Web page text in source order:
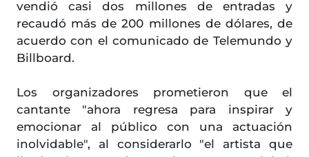
vendió casi dos millones de entradas y
recaudó más de 200 millones de dólares, de
acuerdo con el comunicado de Telemundo y
Billboard.
Los organizadores prometieron que el
cantante "ahora regresa para inspirar y
emocionar al público con una actuación
inolvidable", al considerarlo "el artista que